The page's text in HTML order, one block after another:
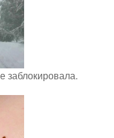
заблокировала.